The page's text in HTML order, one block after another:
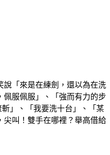
說「來是在練劍，還以為在洗
服佩服」、「強而有力的步
」、「我要洗十台」、「某
尖叫！雙手在哪裡？舉高借給